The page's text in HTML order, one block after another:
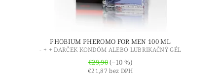
PHOBIUM PHEROMO FOR MEN 100 ML
- + + DARČEK KONDÓM ALEBO LUBRIKAČNÝ GÉL
€29,90(–10 %)
€21,87 bez DPH